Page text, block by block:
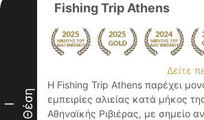
I Θέση
Fishing Trip Athens
Δείτε
Η Fishing Trip Athens παρέχει
εμπειρίες αλιείας κατά μήκος
Αθηναϊκής Ριβιέρας, με σημείο